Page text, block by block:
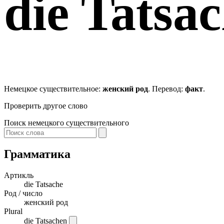
die
Немецкое существительное: женский род. Перевод: факт.
Проверить другое слово
Поиск немецкого существительного
Грамматика
Артикль
die Tatsache
Род / число
женский род
Plural
die Tatsachen